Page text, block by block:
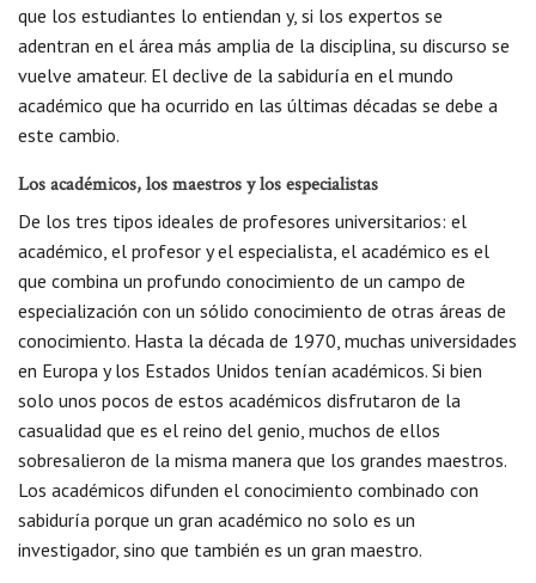
que los estudiantes lo entiendan y, si los expertos se
adentran en el área más amplia de la disciplina, su discurso se
vuelve amateur. El declive de la sabiduría en el mundo
académico que ha ocurrido en las últimas décadas se debe a
este cambio.
Los académicos, los maestros y los especialistas
De los tres tipos ideales de profesores universitarios: el
académico, el profesor y el especialista, el académico es el
que combina un profundo conocimiento de un campo de
especialización con un sólido conocimiento de otras áreas de
conocimiento. Hasta la década de 1970, muchas universidades
en Europa y los Estados Unidos tenían académicos. Si bien
solo unos pocos de estos académicos disfrutaron de la
casualidad que es el reino del genio, muchos de ellos
sobresalieron de la misma manera que los grandes maestros.
Los académicos difunden el conocimiento combinado con
sabiduría porque un gran académico no solo es un
investigador, sino que también es un gran maestro.